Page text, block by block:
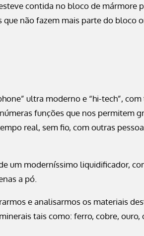
contida no bloco de mármore
não fazem mais parte do bloco
ultra moderno e “hi-tech”, com
funções que nos permitem
real, sem fio, com outras
um moderníssimo liquidificador,
a pó.
e analisarmos os materiais
tais como: ferro, cobre, ouro,